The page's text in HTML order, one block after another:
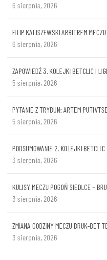
6 sierpnia, 2026
FILIP KALISZEWSKI ARBITREM
6 sierpnia, 2026
ZAPOWIEDŹ 3. KOLEJKI BETCLIC I
5 sierpnia, 2026
PYTANIE Z TRYBUN: ARTEM
5 sierpnia, 2026
PODSUMOWANIE 2. KOLEJKI
3 sierpnia, 2026
KULISY MECZU POGOŃ SIEDLCE –
3 sierpnia, 2026
ZMIANA GODZINY MECZU BRUK-BET
3 sierpnia, 2026